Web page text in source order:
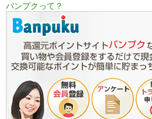
バンプクって？